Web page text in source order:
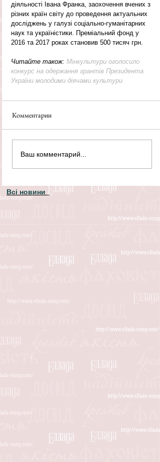
діяльності Івана Франка, заохочення вчених з
різних країн світу до проведення актуальних
досліджень у галузі соціально-гуманітарних
наук та україністики. Преміальний фонд у
2016 та 2017 роках становив 500 тисяч грн.
Читайте також: Мінкультури оголосило
конкурс на одержання грантів Президента
України молодими діячами культури
Комментарии
Ваш комментарий...
Всі новини